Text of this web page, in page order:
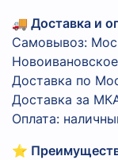
🚚 Доставка и
Самовывоз:
Доставка по
Доставка за
Оплата:
⭐